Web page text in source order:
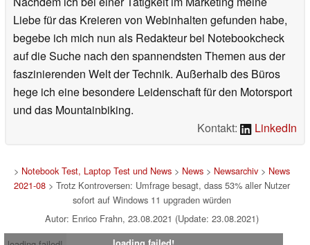
Liebe für das Kreieren von Webinhalten gefunden habe,
begebe ich mich nun als Redakteur bei Notebookcheck
auf die Suche nach den spannendsten Themen aus der
faszinierenden Welt der Technik. Außerhalb des Büros
hege ich eine besondere Leidenschaft für den Motorsport
und das Mountainbiking.
Kontakt:
LinkedIn
> Notebook Test, Laptop Test und News> News> Newsarchiv> News
2021-08> Trotz Kontroversen: Umfrage besagt, dass 53% aller Nutzer
sofort auf Windows 11 upgraden würden
Autor: Enrico Frahn, 23.08.2021 (Update: 23.08.2021)